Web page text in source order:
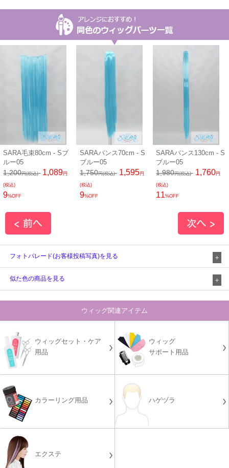
SARA毛束80cm - Sブ
ルー05
1,200円(税込) 1,089円
(税込)
9%OFF
SARAバンス70cm - S
ブルー05
1,750円(税込) 1,595円
(税込)
9%OFF
SARAバンス130cm - S
ブルー05
1,980円(税込) 1,760円
(税込)
11%OFF
フォトパレード(お客様投稿写真)を見る
似た色の商品を見る
ウィッグ関連アイテム
ウィッグセット・ケア
用品
ウィッグ
サポート用品
カラーリング用品 ハゲヅラ
エクステ